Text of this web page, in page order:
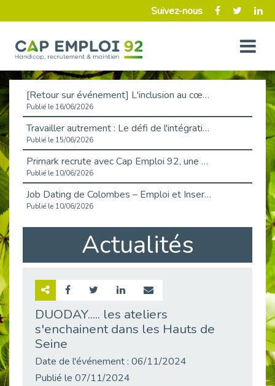
Suivez-nous
[Retour sur événement] L'inclusion au cœur de la Place de l'Emploi à La Défense !
Publié le 16/06/2026
Travailler autrement : Le défi de l'intégration des maladies chroniques en entreprise
Publié le 15/06/2026
Primark recrute avec Cap Emploi 92, une matinée couronnée de succès !
Publié le 10/06/2026
Job Dating de Colombes – Emploi et Insertion
Publié le 10/06/2026
Aborder l'entretien et la situation de handicap en toute confiance
Publié le 09/06/2026
Retour sur l’atelier « Optimiser sa recherche d’emploi »
Emploi & Handicap : Hachette Livre et Cap emploi 92 renforcent leur collaboration
Publié le 02/06/2026
Publié le 30/05/2026
Actualités
DUODAY..... les ateliers
s'enchainent dans les Hauts de
Seine
Date de l'événement : 06/11/2024
Publié le 07/11/2024